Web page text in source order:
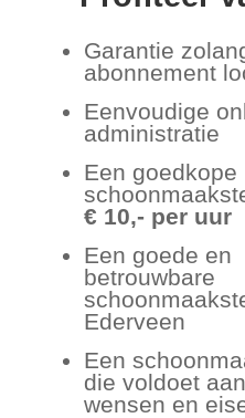
Garantie
abonnement
Eenvoudige
administratie
Een goedkope
€ 10,- per uur
Een goede en
betrouwbare
Ederveen
Een
die voldoet
wensen en